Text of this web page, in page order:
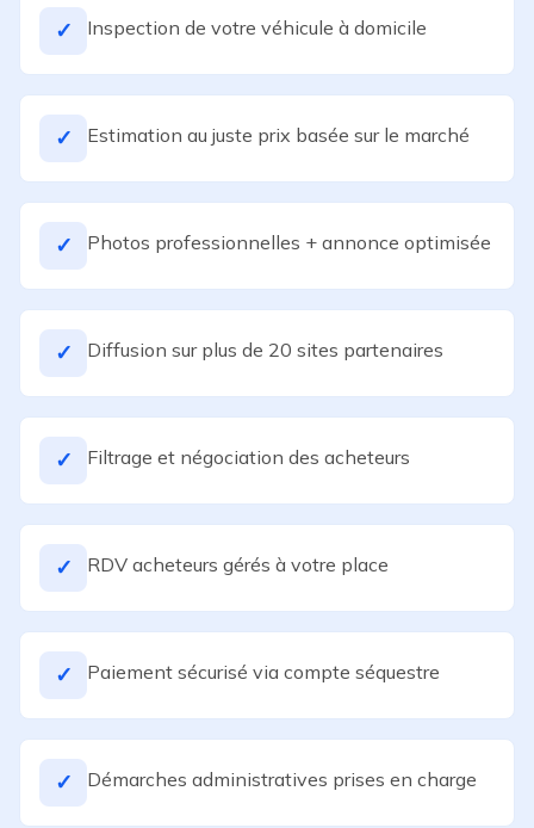
✓ Inspection de votre véhicule à domicile
✓ Estimation au juste prix basée sur le marché
✓ Photos professionnelles + annonce optimisée
✓ Diffusion sur plus de 20 sites partenaires
✓ Filtrage et négociation des acheteurs
✓ RDV acheteurs gérés à votre place
✓ Paiement sécurisé via compte séquestre
✓ Démarches administratives prises en charge